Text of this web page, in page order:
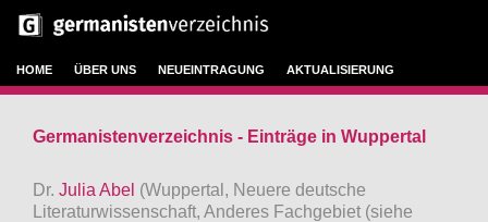
HOME ÜBER UNS NEUEINTRAGUNG AKTUALISIERUNG
Germanistenverzeichnis - Einträge in Wuppertal
Dr. Julia Abel (Wuppertal, Neuere deutsche
Literaturwissenschaft, Anderes Fachgebiet (siehe